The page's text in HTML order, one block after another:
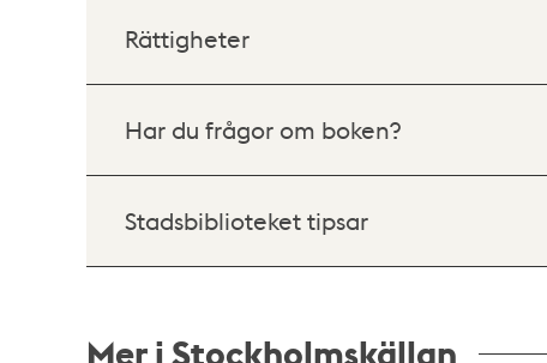
Rättigheter
Har du frågor om boken?
Stadsbiblioteket tipsar
Mer i Stockholmskällan